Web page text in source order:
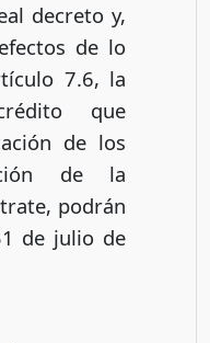
decreto y,
de lo
7.6, la
que
de los
de la
podrán
de julio de